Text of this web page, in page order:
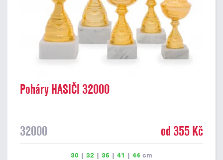
Poháry HASIČI 32000
32000 od 355 Kč
30 | 32 | 36 | 41 | 44 cm